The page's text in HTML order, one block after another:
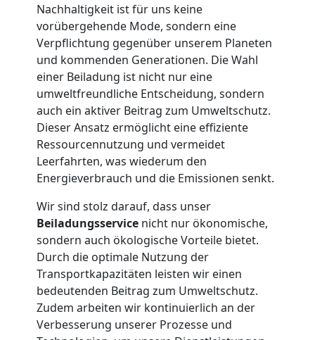
Nachhaltigkeit ist für uns keine
vorübergehende Mode, sondern eine
Verpflichtung gegenüber unserem Planeten
und kommenden Generationen. Die Wahl
einer Beiladung ist nicht nur eine
umweltfreundliche Entscheidung, sondern
auch ein aktiver Beitrag zum Umweltschutz.
Dieser Ansatz ermöglicht eine effiziente
Ressourcennutzung und vermeidet
Leerfahrten, was wiederum den
Energieverbrauch und die Emissionen senkt.
Wir sind stolz darauf, dass unser
Beiladungsservice nicht nur ökonomische,
sondern auch ökologische Vorteile bietet.
Durch die optimale Nutzung der
Transportkapazitäten leisten wir einen
bedeutenden Beitrag zum Umweltschutz.
Zudem arbeiten wir kontinuierlich an der
Verbesserung unserer Prozesse und
Klaviertransport
Feldkirch
Privatumzug
Feldkirch
Tresortransport
Feldkirch
Umzug